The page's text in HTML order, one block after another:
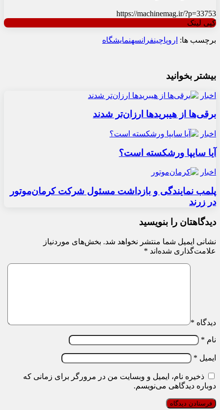
https://machinemag.ir/?p=33753
کپی لینک
برچسب ها: اروپاچینفرانسهنمایشگاه
بیشتر بخوانید
اخبار
برقی‌ها از هیبریدها ارزان‌تر شدند
اخبار
آیا سایپا ورشکسته است؟
اخبار
پلمب نمایندگی و بازداشت مسئول شرکت کرمان‌موتور
در زرند
دیدگاهتان را بنویسید
نشانی ایمیل شما منتشر نخواهد شد. بخش‌های موردنیاز
علامت‌گذاری شده‌اند *
دیدگاه *
نام *
ایمیل *
ذخیره نام، ایمیل و وبسایت من در مرورگر برای زمانی که
دوباره دیدگاهی می‌نویسم.